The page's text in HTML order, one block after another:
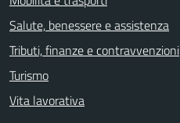
Salute, benessere e assistenza
Tributi, finanze e contravvenzioni
Turismo
Vita lavorativa